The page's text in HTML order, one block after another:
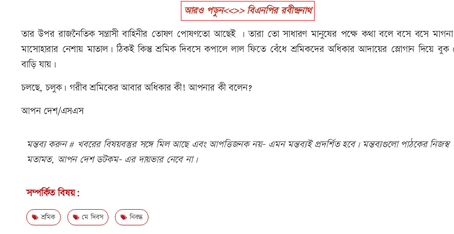
আরও পড়ুন<<>> বিএনপির রবীন্দ্রনাথ
তার উপর রাজনৈতিক সন্ত্রাসী বাহিনীর তোষণ পোষণতো আছেই । তারা তো সাধারণ মানুষের পক্ষে কথা বলে বসে বসে মাগনা
মাসোহারার নেশায় মাতাল। ঠিকই কিন্তু শ্রমিক দিবসে কপালে লাল ফিতে বেঁধে শ্রমিকদের অধিকার আদায়ের স্লোগান দিয়ে বুক
বাড়ি যায়।
চলছে, চলুক। গরীব শ্রমিকের আবার অধিকার কী! আপনার কী বলেন?
আপন দেশ/এসএস
মন্তব্য করুন # খবরের বিষয়বস্তুর সঙ্গে মিল আছে এবং আপত্তিজনক নয়- এমন মন্তব্যই প্রদর্শিত হবে। মন্তব্যগুলো পাঠকের নিজস্ব
মতামত, আপন দেশ ডটকম- এর দায়ভার নেবে না।
সম্পর্কিত বিষয়:
শ্রমিক মে দিবস নিবন্ধ